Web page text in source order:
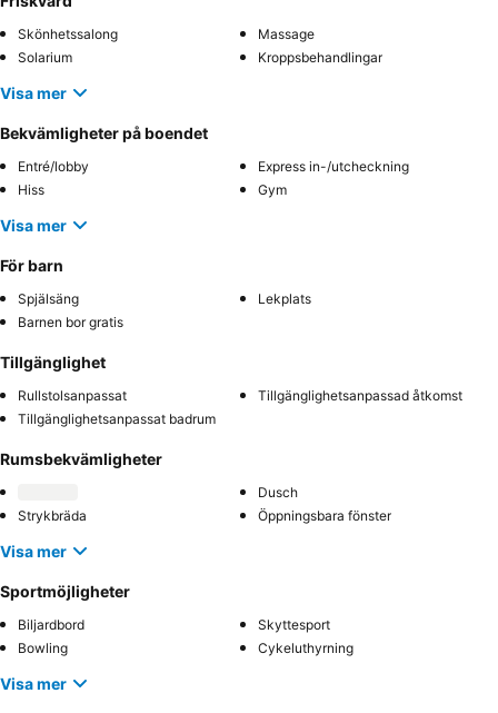
Skönhetssalong
Massage
Solarium
Kroppsbehandlingar
Visa mer
Bekvämligheter på boendet
Entré/lobby
Express in-/utcheckning
Hiss
Gym
Visa mer
För barn
Spjälsäng
Lekplats
Barnen bor gratis
Tillgänglighet
Rullstolsanpassat
Tillgänglighetsanpassad åtkomst
Tillgänglighetsanpassat badrum
Rumsbekvämligheter
Dusch
Strykbräda
Öppningsbara fönster
Visa mer
Sportmöjligheter
Biljardbord
Skyttesport
Bowling
Cykeluthyrning
Visa mer